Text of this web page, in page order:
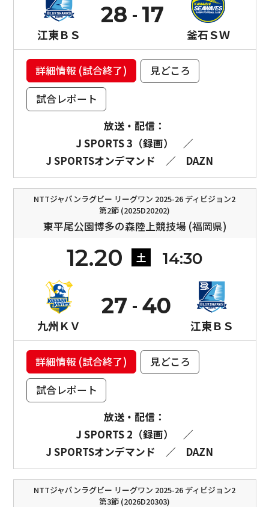
江東ＢＳ
28
釜石ＳＷ
17
詳細情報 (試合終了)
見どころ
試合レポート
放送・配信：
J SPORTS 3（録画）
／
J SPORTSオンデマンド
／ DAZN
NTTジャパンラグビー リーグワン 2025-26 ディビジョン2
第2節 (2025D20202)
東平尾公園博多の森陸上競技場 (福岡県)
12.20 土 14:30
九州ＫＶ
27
江東ＢＳ
40
詳細情報 (試合終了)
見どころ
試合レポート
放送・配信：
J SPORTS 2（録画）
／
J SPORTSオンデマンド
／ DAZN
NTTジャパンラグビー リーグワン 2025-26 ディビジョン2
第3節 (2026D20303)